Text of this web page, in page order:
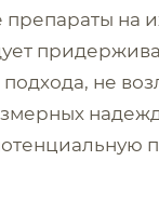
на
не